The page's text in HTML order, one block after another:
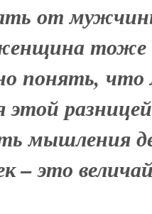
от
понять,
этой
мышления
– это